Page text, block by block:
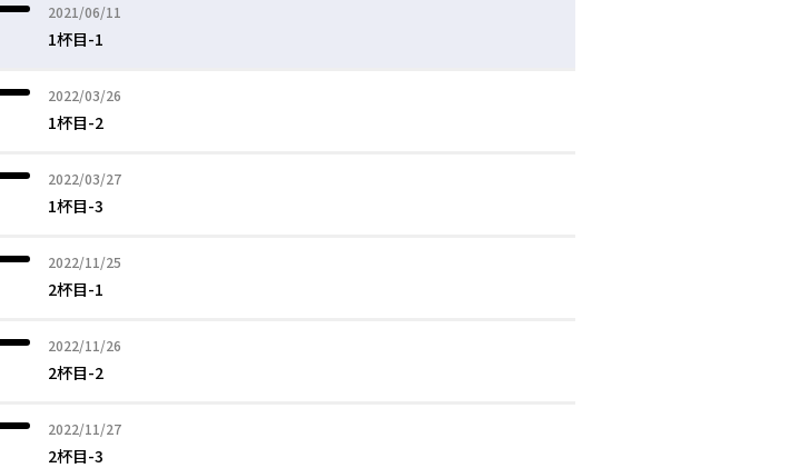
2021/06/11
2021年06月11日
1杯目-1
2022/03/26
2022年03月26日
1杯目-2
2022/03/27
2022年03月27日
1杯目-3
2022/11/25
2022年11月25日
2杯目-1
2022/11/26
2022年11月26日
2杯目-2
2022/11/27
2022年11月27日
2杯目-3